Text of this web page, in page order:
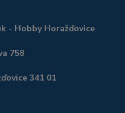
- Hobby Horažďovice
758
341 01